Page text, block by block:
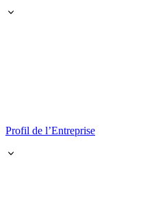
Profil de l’Entreprise